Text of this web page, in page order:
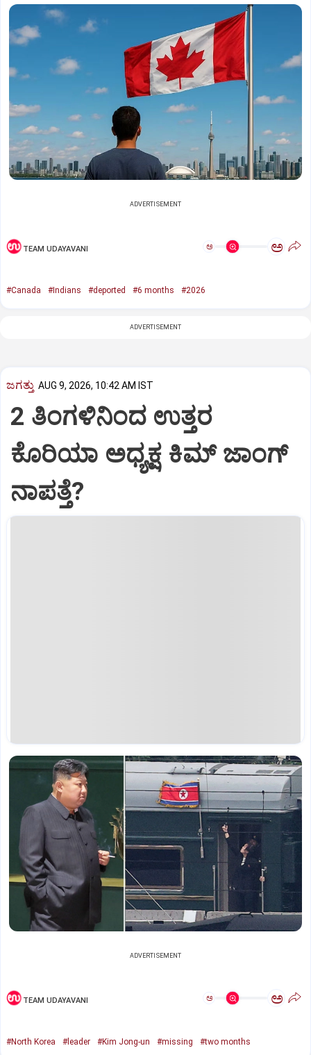
ADVERTISEMENT
TEAM UDAYAVANI ಅ ಅ
#Canada #Indians #deported #6 months #2026
ADVERTISEMENT
ಜಗತ್ತು AUG 9, 2026, 10:42 AM IST
2 ತಿಂಗಳಿನಿಂದ ಉತ್ತರ
ಕೊರಿಯಾ ಅಧ್ಯಕ್ಷ ಕಿಮ್‌ ಜಾಂಗ್‌
ನಾಪತ್ತೆ?
ADVERTISEMENT
TEAM UDAYAVANI ಅ ಅ
#North Korea #leader #Kim Jong-un #missing #two months